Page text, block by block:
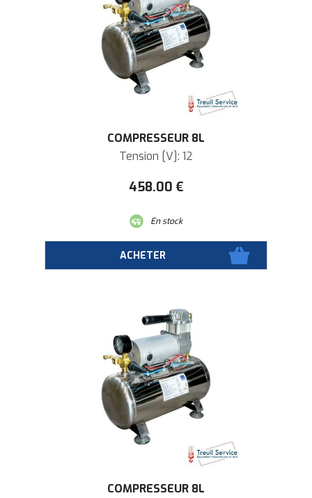
COMPRESSEUR 8L
Tension [V]: 12
458.00 €
En stock
COMPRESSEUR 8L